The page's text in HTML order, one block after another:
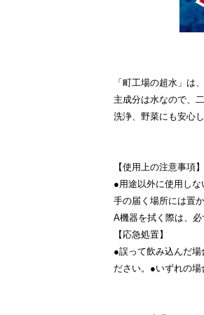
「町工場の超水」は
主成分は水なので、
洗浄、野菜にも安心
【使用上の注意事項】
●用途以外に使用し
手の届く場所には置
A機器を拭く際は、必
【応急処置】
●誤って飲み込んだ
ださい。●いずれの場